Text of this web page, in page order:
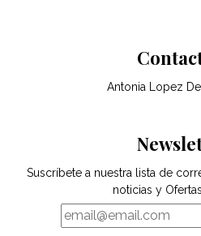
Antonia Lopez
Suscríbete a nuestra lista de
noticias y